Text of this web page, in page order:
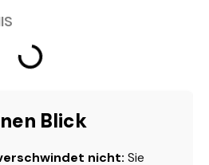
Blick
nicht: Sie